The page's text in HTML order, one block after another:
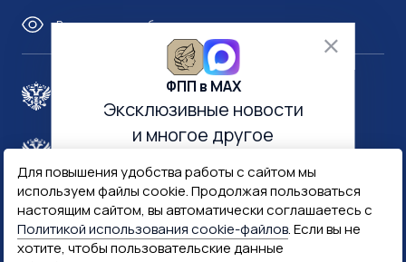
Для повышения удобства работы с сайтом мы
используем файлы cookie. Продолжая пользоваться
настоящим сайтом, вы автоматически соглашаетесь с
Политикой использования cookie-файлов. Если вы не
хотите, чтобы пользовательские данные
Версия для слабовидящих
Правительство России
Госуслуги Госключ
ФПП в МАХ
Эксклюзивные новости
и многое другое